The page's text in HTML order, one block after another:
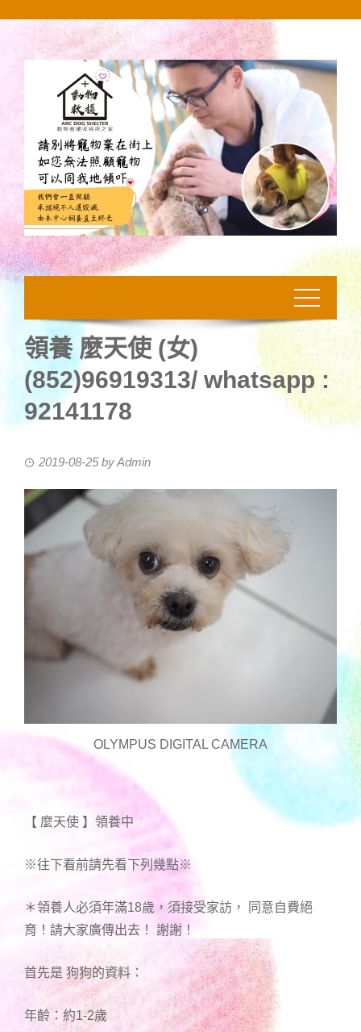
領養 麼天使 (女)
(852)96919313/ whatsapp :
92141178
2019-08-25byAdmin
OLYMPUS DIGITAL CAMERA
【 麼天使 】領養中
※往下看前請先看下列幾點※
＊領養人必須年滿18歲，須接受家訪， 同意自費絕
育！請大家廣傳出去！ 謝謝！
首先是 狗狗的資料：
年齡：約1-2歲